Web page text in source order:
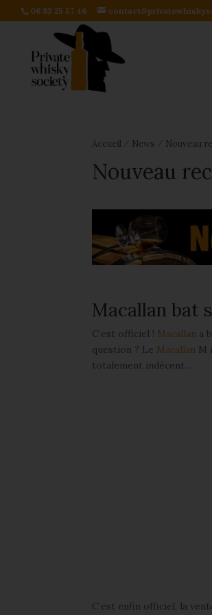
06 83 25 57 46
Accueil News Nouveau
Nouveau
Macallan bat
C’est officiel ! Macallan a
question ? Le Macallan M
totalement indécent…
C’est enfin officiel, la